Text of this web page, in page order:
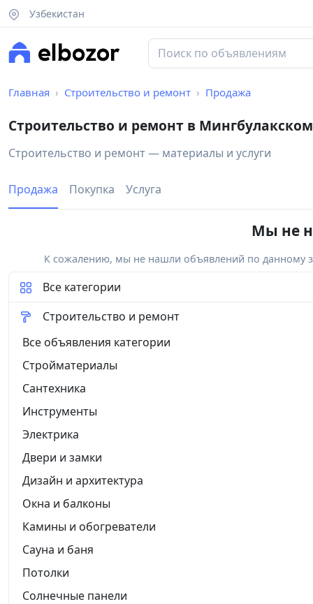
Узбекистан
Главная Строительство и ремонт Продажа
Строительство и ремонт в
Строительство и ремонт — материалы и услуги
Продажа Покупка Услуга
Мы не
К сожалению, мы не нашли объявлений по данному
Все категории
Строительство и ремонт
Все объявления категории
Стройматериалы
Сантехника
Инструменты
Электрика
Двери и замки
Дизайн и архитектура
Окна и балконы
Камины и обогреватели
Сауна и баня
Потолки
Солнечные панели